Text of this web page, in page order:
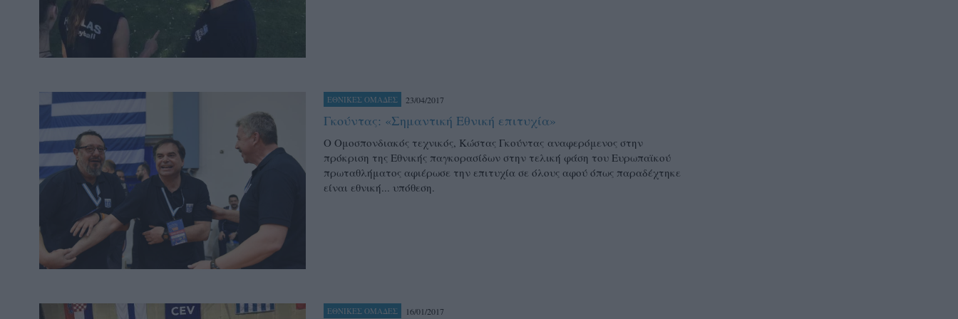
ΕΘΝΙΚΕΣ ΟΜΑΔΕΣ 23/04/2017
Γκούντας: «Σημαντική Εθνική επιτυχία»
Ο Ομοσπονδιακός τεχνικός, Κώστας Γκούντας αναφερόμενος στην
πρόκριση της Εθνικής παγκορασίδων στην τελική φάση του Ευρωπαϊκού
πρωταθλήματος αφιέρωσε την επιτυχία σε όλους αφού όπως παραδέχτηκε
είναι εθνική... υπόθεση.
ΕΘΝΙΚΕΣ ΟΜΑΔΕΣ 16/01/2017